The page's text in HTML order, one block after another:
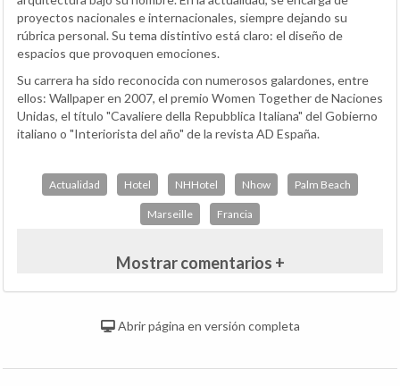
proyectos nacionales e internacionales, siempre dejando su
rúbrica personal. Su tema distintivo está claro: el diseño de
espacios que provoquen emociones.
Su carrera ha sido reconocida con numerosos galardones, entre
ellos: Wallpaper en 2007, el premio Women Together de Naciones
Unidas, el título "Cavaliere della Repubblica Italiana" del Gobierno
italiano o "Interiorista del año" de la revista AD España.
Actualidad Hotel NHHotel Nhow Palm Beach
Marseille Francia
Mostrar comentarios +
Abrir página en versión completa